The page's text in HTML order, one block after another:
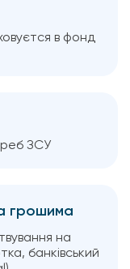
в фонд
ЗСУ
грошима
на
банківський